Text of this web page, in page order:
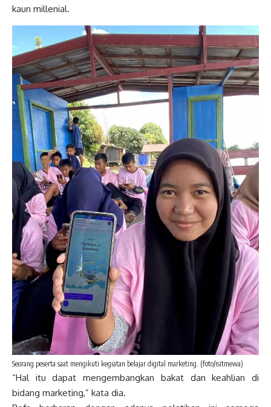
kaun millenial.
Seorang peserta saat mengikuti kegiatan belajar digital marketing. (foto/isitmewa)
“Hal itu dapat mengembangkan bakat dan keahlian di
bidang marketing,” kata dia.